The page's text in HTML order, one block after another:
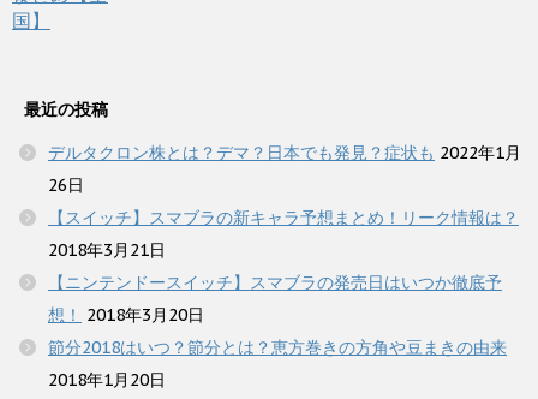
最近の投稿
デルタクロン株とは？デマ？日本でも発見？症状も 2022年1月
26日
【スイッチ】スマブラの新キャラ予想まとめ！リーク情報は？
2018年3月21日
【ニンテンドースイッチ】スマブラの発売日はいつか徹底予
想！
2018年3月20日
節分2018はいつ？節分とは？恵方巻きの方角や豆まきの由来
2018年1月20日